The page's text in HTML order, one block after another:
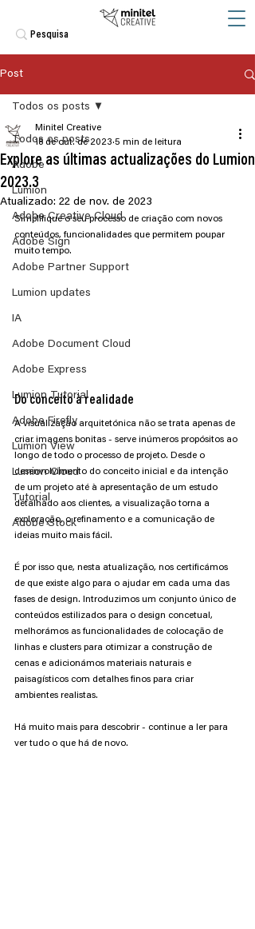
Post
Todos os posts
Adobe
Lumion
Adobe Creative Cloud
Adobe Sign
Adobe Partner Support
Lumion updates
IA
Adobe Document Cloud
Adobe Express
Lumion Tutorial
Adobe Firefly
Lumion View
Lumion Cloud
Tutorial
Adobe Stock
Todos os posts
Explore as últimas actualizações do Lumion
2023.3
Minitel Creative
18 de out. de 2023 5 min de leitura
Atualizado: 22 de nov. de 2023
Simplifique o seu processo de criação com novos
conteúdos, funcionalidades que permitem poupar
muito tempo.
Do conceito à realidade
A visualização arquitetónica não se trata apenas de
criar imagens bonitas - serve inúmeros propósitos ao
longo de todo o processo de projeto. Desde o
desenvolvimento do conceito inicial e da intenção
de um projeto até à apresentação de um estudo
detalhado aos clientes, a visualização torna a
exploração, o refinamento e a comunicação de
ideias muito mais fácil.
É por isso que, nesta atualização, nos certificámos
de que existe algo para o ajudar em cada uma das
fases de design. Introduzimos um conjunto único de
conteúdos estilizados para o design concetual,
melhorámos as funcionalidades de colocação de
linhas e clusters para otimizar a construção de
cenas e adicionámos materiais naturais e
paisagísticos com detalhes finos para criar
ambientes realistas.
Há muito mais para descobrir - continue a ler para
ver tudo o que há de novo.